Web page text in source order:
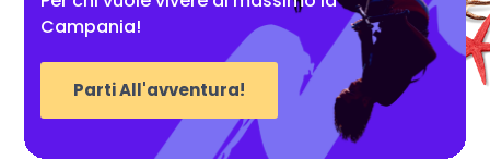
Campania!
Parti All'avventura!